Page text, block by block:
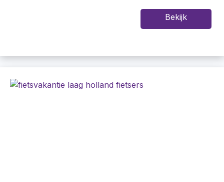
Bekijk